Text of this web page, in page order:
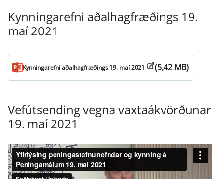
Kynningarefni aðalhagfræðings 19.
maí 2021
Kynningarefni aðalhagfræðings 19. maí 2021 (5,42 MB)
Vefútsending vegna vaxtaákvörðunar
19. maí 2021